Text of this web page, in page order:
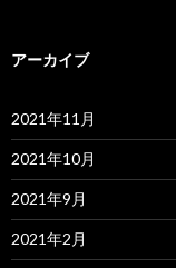
アーカイブ
2021年11月
2021年10月
2021年9月
2021年2月